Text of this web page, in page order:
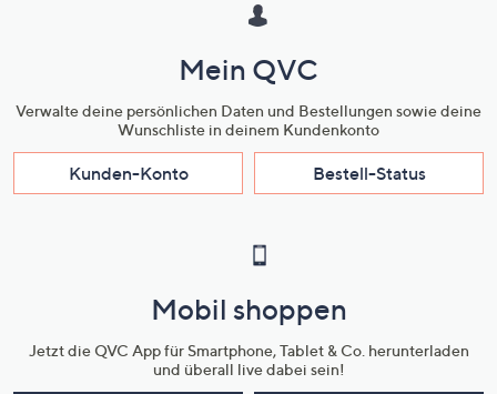
Mein QVC
Verwalte deine persönlichen Daten und Bestellungen sowie deine
Wunschliste in deinem Kundenkonto
Kunden-Konto Bestell-Status
Mobil shoppen
Jetzt die QVC App für Smartphone, Tablet & Co. herunterladen
und überall live dabei sein!